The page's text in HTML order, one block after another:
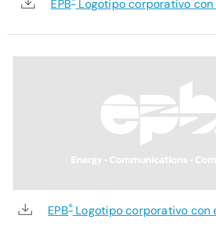
EPB Logotipo corporativo con
EPB® Logotipo corporativo con